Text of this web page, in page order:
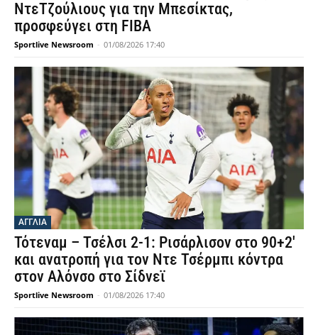
ΝτεΤζούλιους για την Μπεσίκτας,
προσφεύγει στη FIBA
Sportlive Newsroom - 01/08/2026 17:40
ΑΓΓΛΙΑ
Τότεναμ – Τσέλσι 2-1: Ρισάρλισον στο 90+2′
και ανατροπή για τον Ντε Τσέρμπι κόντρα
στον Αλόνσο στο Σίδνεϊ
Sportlive Newsroom - 01/08/2026 17:40